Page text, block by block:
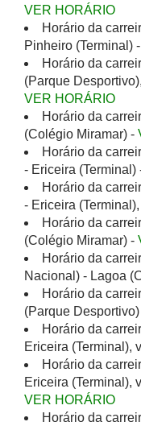
VER HORÁRIO
Horário da
Pinheiro (Terminal) -
Horário da
(Parque
VER HORÁRIO
Horário da
(Colégio Miramar) -
Horário da
- Ericeira (Terminal)
Horário da
- Ericeira
Horário da
(Colégio Miramar) -
Horário da
Nacional) - Lagoa
Horário da
(Parque Desportivo)
Horário da
Ericeira (Terminal),
Horário da
Ericeira (Terminal),
VER HORÁRIO
Horário da